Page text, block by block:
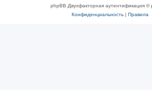
phpBB Двухфакторная аутентификация ©
Конфиденциальность| Правила